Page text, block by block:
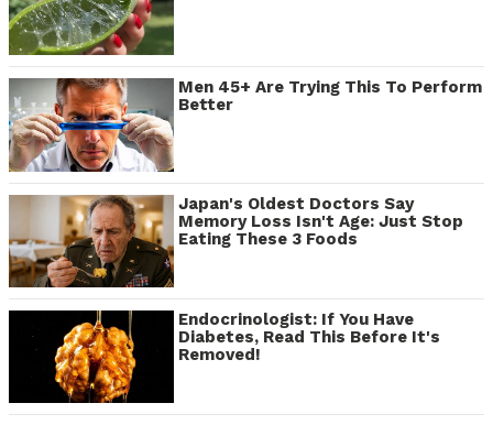
Men 45+ Are Trying This To Perform
Better
Japan's Oldest Doctors Say
Memory Loss Isn't Age: Just Stop
Eating These 3 Foods
Endocrinologist: If You Have
Diabetes, Read This Before It's
Removed!